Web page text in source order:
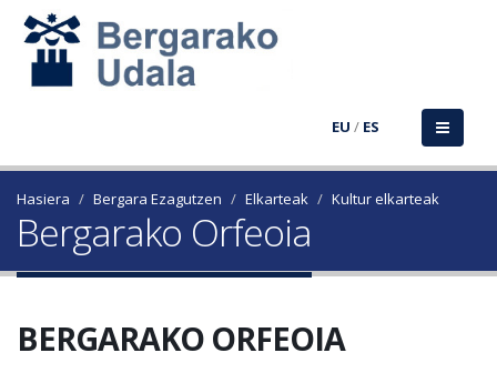
EU / ES
Hasiera Bergara Ezagutzen Elkarteak Kultur elkarteak
Bergarako Orfeoia
BERGARAKO ORFEOIA